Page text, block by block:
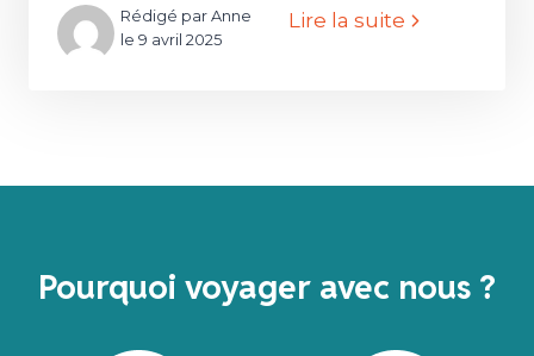
Rédigé par Anne
le 9 avril 2025
Lire la suite
Pourquoi voyager avec nous ?